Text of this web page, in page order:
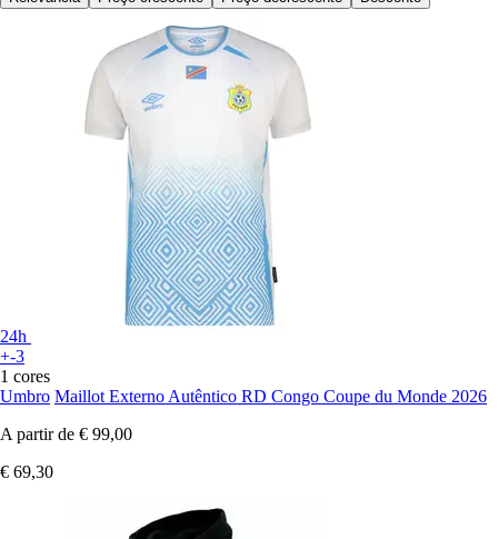
24h
+-3
1 cores
Umbro Maillot Externo Autêntico RD Congo Coupe du Monde 2026
A partir de € 99,00
€ 69,30